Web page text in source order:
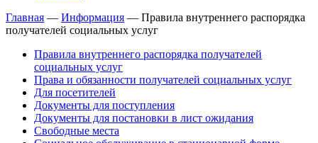
Главная — Информация — Правила внутреннего распорядка
получателей социальных услуг
Правила внутреннего распорядка получателей
социальных услуг
Права и обязанности получателей социальных услуг
Для посетителей
Документы для поступления
Документы для постановки в лист ожидания
Свободные места